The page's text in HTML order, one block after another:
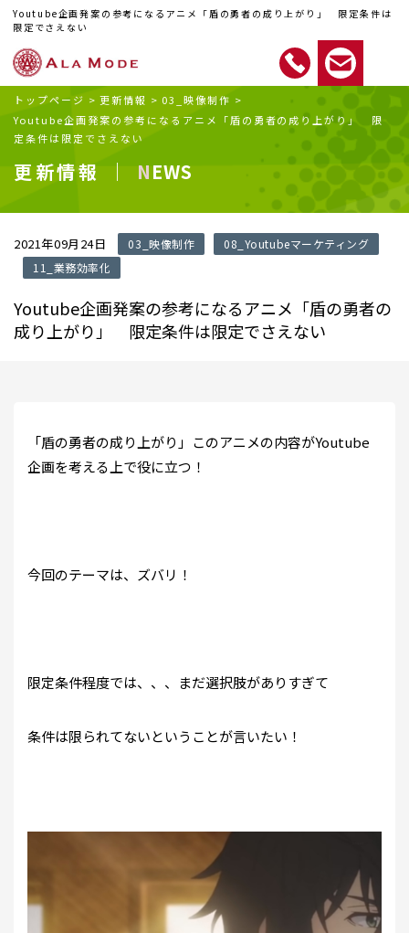
Youtube企画発案の参考になるアニメ「盾の勇者の成り上がり」 限定条件は
限定でさえない
トップページ > 更新情報 > 03_映像制作 >
Youtube企画発案の参考になるアニメ「盾の勇者の成り上がり」 限
定条件は限定でさえない
更新情報 ｜ NEWS
2021年09月24日 03_映像制作
08_Youtubeマーケティング
11_業務効率化
Youtube企画発案の参考になるアニメ「盾の勇者の
成り上がり」 限定条件は限定でさえない
「盾の勇者の成り上がり」このアニメの内容がYoutube
企画を考える上で役に立つ！
今回のテーマは、ズバリ！
限定条件程度では、、、まだ選択肢がありすぎて
条件は限られてないということが言いたい！